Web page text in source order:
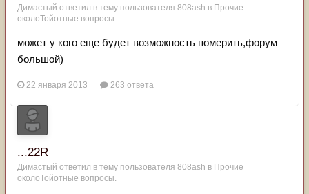
Димастый ответил в тему пользователя 808ash в Прочие
околоТойотные вопросы.
может у кого еще будет возможность померить,форум
большой)
22 января 2013 263 ответа
...22R
Димастый ответил в тему пользователя 808ash в Прочие
околоТойотные вопросы.